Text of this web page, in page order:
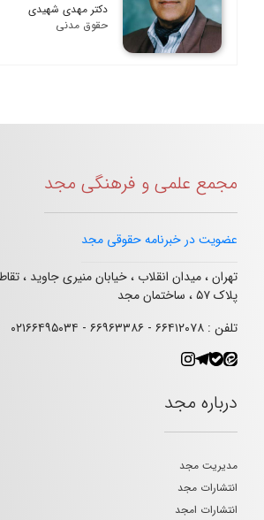
دکتر مهدی شهیدی
حقوق مدنی
مجمع علمی و فرهنگی مجد
عضویت در خبرنامه حقوقی مجد
تهران ، میدان انقلاب ، خیابان منیری جاوید ،
پلاک ۵۷ ، ساختمان مجد
تلفن : ۶۶۴۱۲۰۷۸ - ۶۶۹۶۳۳۸۶ - ۰۲۱۶۶۴۹۵۰۳۴
درباره مجد
مدیریت مجد
انتشارات مجد
انتشارات امجد